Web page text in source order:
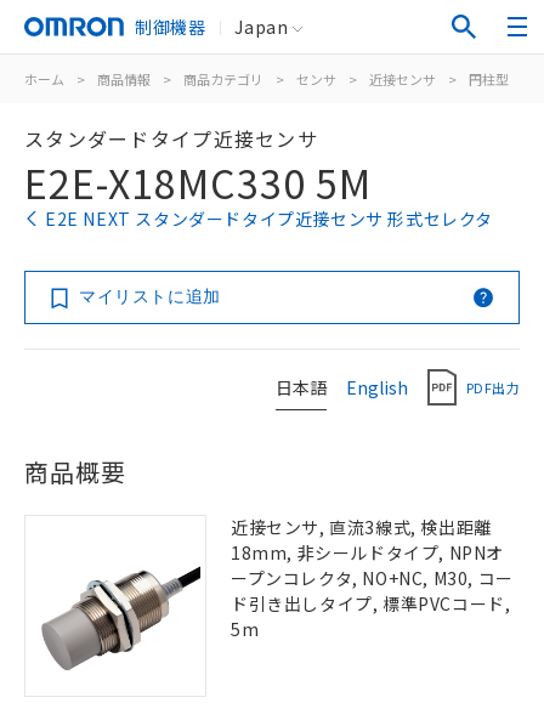
制御機器 Japan
ホーム > 商品情報 > 商品カテゴリ > センサ > 近接センサ > 円柱型
スタンダードタイプ近接センサ
E2E-X18MC330 5M
E2E NEXT スタンダードタイプ近接センサ 形式セレクタ
マイリストに追加
日本語 English PDF出力
商品概要
近接センサ, 直流3線式, 検出距離
18mm, 非シールドタイプ, NPNオ
ープンコレクタ, NO+NC, M30, コー
ド引き出しタイプ, 標準PVCコード,
5m